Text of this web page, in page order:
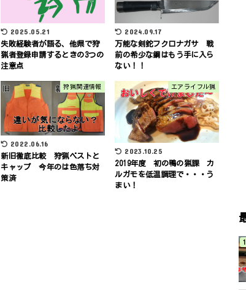
2025.05.21
失敗経験者が語る、他県で狩
猟者登録申請するときの3つの
注意点
2024.09.17
万能な剣鉈フクロナガサ 戦
前の希少な鋼はもう手に入ら
ない！！
狩猟関連情報
2022.06.16
新旧徹底比較 狩猟ベストと
キャップ 今年のは色落ち対
策済
エアライフル猟
2023.10.25
2019年度 初の鴨の猟課 カ
ルガモを低温調理で・・・う
まい！